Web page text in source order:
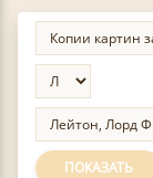
ПОКАЗАТЬ